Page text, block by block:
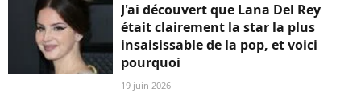
J'ai découvert que Lana Del Rey
était clairement la star la plus
insaisissable de la pop, et voici
pourquoi
19 juin 2026